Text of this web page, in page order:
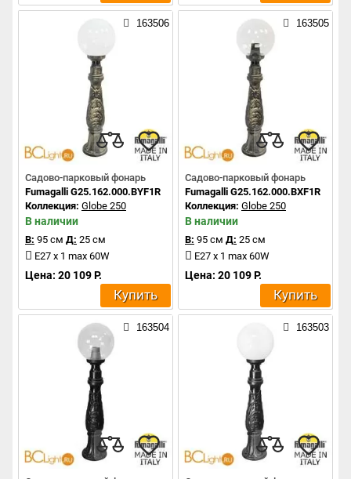
163506
Садово-парковый фонарь
Fumagalli G25.162.000.BYF1R
Коллекция: Globe 250
В наличии
В: 95 см Д: 25 см
E27 x 1 max 60W
Цена: 20 109 Р.
Купить
163505
Садово-парковый фонарь
Fumagalli G25.162.000.BXF1R
Коллекция: Globe 250
В наличии
В: 95 см Д: 25 см
E27 x 1 max 60W
Цена: 20 109 Р.
Купить
163504 163503